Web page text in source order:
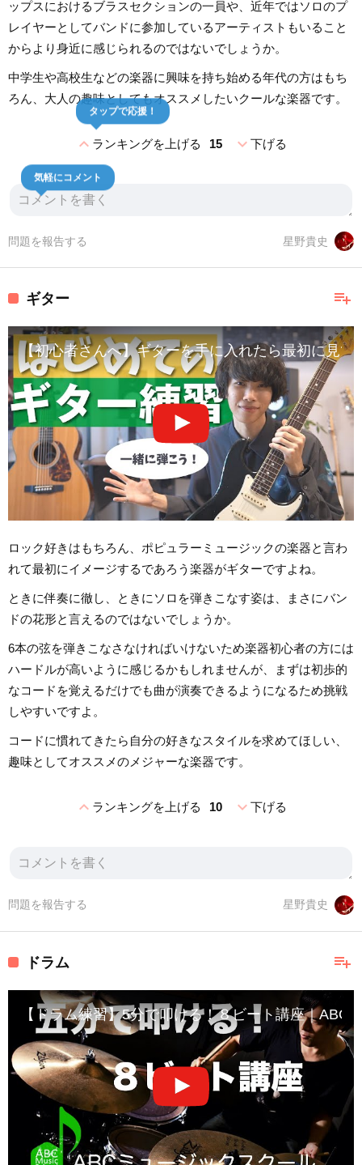
ップスにおけるブラスセクションの一員や、近年ではソロのプ
レイヤーとしてバンドに参加しているアーティストもいること
からより身近に感じられるのではないでしょうか。
中学生や高校生などの楽器に興味を持ち始める年代の方はもち
ろん、大人の趣味としてもオススメしたいクールな楽器です。
expand_lessランキングを上げる 15
タップで応援！
expand_more下げる
気軽にコメント
星野貴史
問題を報告する
playlist_add
ギター
【初心者さんへ】ギターを手に入れたら最初に見て
ロック好きはもちろん、ポピュラーミュージックの楽器と言わ
れて最初にイメージするであろう楽器がギターですよね。
ときに伴奏に徹し、ときにソロを弾きこなす姿は、まさにバン
ドの花形と言えるのではないでしょうか。
6本の弦を弾きこなさなければいけないため楽器初心者の方には
ハードルが高いように感じるかもしれませんが、まずは初歩的
なコードを覚えるだけでも曲が演奏できるようになるため挑戦
しやすいですよ。
コードに慣れてきたら自分の好きなスタイルを求めてほしい、
趣味としてオススメのメジャーな楽器です。
expand_lessランキングを上げる 10 expand_more下げる
星野貴史
問題を報告する
playlist_add
ドラム
【ドラム練習】5分で叩ける！８ビート講座｜ABC